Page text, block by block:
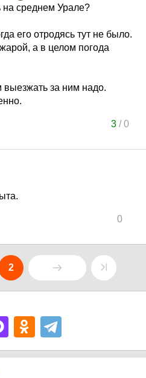
на среднем Урале?
его отродясь тут не было.
а в целом погода
выезжать за ним надо.
3/0
0
2